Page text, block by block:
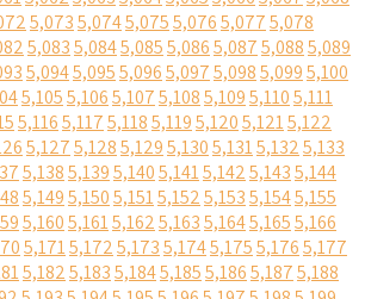
5,0735,0745,0755,0765,0775,078
5,0835,0845,0855,0865,0875,0885,089
5,0945,0955,0965,0975,0985,0995,100
5,1055,1065,1075,1085,1095,1105,111
5,1165,1175,1185,1195,1205,1215,122
5,1275,1285,1295,1305,1315,1325,133
5,1385,1395,1405,1415,1425,1435,144
5,1495,1505,1515,1525,1535,1545,155
5,1605,1615,1625,1635,1645,1655,166
5,1715,1725,1735,1745,1755,1765,177
5,1825,1835,1845,1855,1865,1875,188